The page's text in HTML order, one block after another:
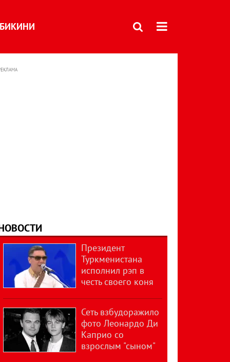
БИКИНИ
Президент
Туркменистана
исполнил рэп в
честь своего коня
Сеть взбудоражило
фото Леонардо Ди
Каприо со
взрослым "сыном"